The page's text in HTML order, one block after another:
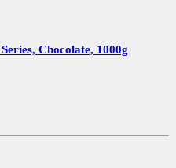
Chocolate, 1000g